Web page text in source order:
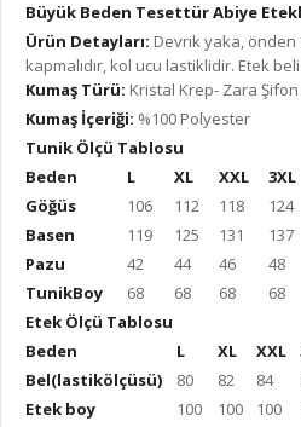
Büyük Beden Tesettür Abiye Etekli
Ürün Detayları: Devrik yaka,
kapmalıdır, kol ucu lastiklidir. Etek
Kumaş Türü: Kristal Krep- Zara Şifon
Kumaş İçeriği: %100 Polyester
Tunik Ölçü Tablosu
Beden
L XL XXL 3XL
Göğüs
106 112 118 124
Basen
119 125 131 137
Pazu
42 44 46 48
TunikBoy
68 68 68 68
Etek Ölçü Tablosu
Beden
L XL XXL
Bel(lastikölçüsü)
80 82 84
Etek boy
100 100 100